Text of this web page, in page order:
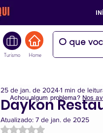
Turismo Home
Daykon
25 de jan. de 20241 min de
Atualizado: 7 de jan. de 2025
Avaliado com NaN de 5
Achou algum problema? Nos